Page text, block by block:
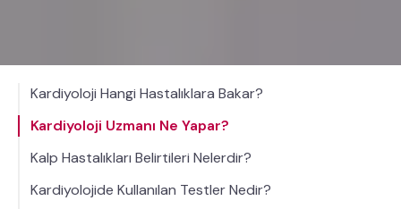
Kardiyoloji Hangi Hastalıklara Bakar?
Kardiyoloji Uzmanı Ne Yapar?
Kalp Hastalıkları Belirtileri Nelerdir?
Kardiyolojide Kullanılan Testler Nedir?